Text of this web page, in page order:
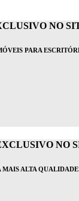
NO
PARA
NO
ALTA